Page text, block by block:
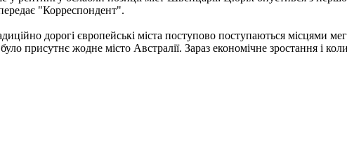
"Корреспондент".
дорогі європейські міста поступово поступаються місцями
присутнє жодне місто Австралії. Зараз економічне зростання і